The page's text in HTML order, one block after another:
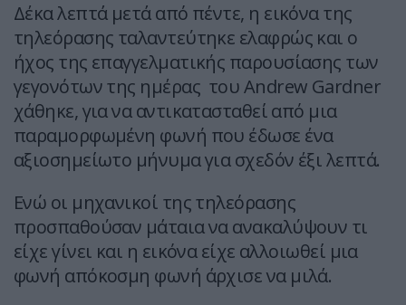
Δέκα λεπτά μετά από πέντε, η εικόνα της
τηλεόρασης ταλαντεύτηκε ελαφρώς και ο
ήχος της επαγγελματικής παρουσίασης των
γεγονότων της ημέρας του Andrew Gardner
χάθηκε, για να αντικατασταθεί από μια
παραμορφωμένη φωνή που έδωσε ένα
αξιοσημείωτο μήνυμα για σχεδόν έξι λεπτά.
Ενώ οι μηχανικοί της τηλεόρασης
προσπαθούσαν μάταια να ανακαλύψουν τι
είχε γίνει και η εικόνα είχε αλλοιωθεί μια
φωνή απόκοσμη φωνή άρχισε να μιλά.